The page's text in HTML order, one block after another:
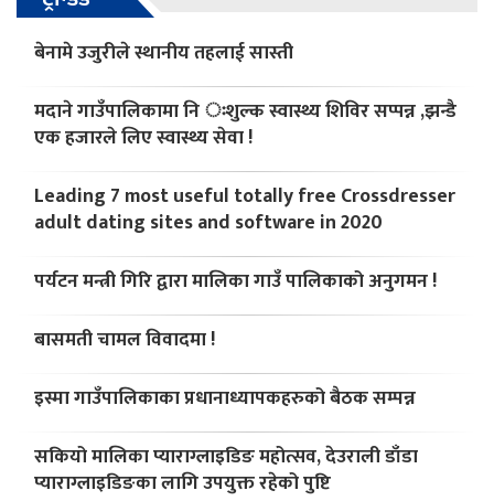
बेनामे उजुरीले स्थानीय तहलाई सास्ती
मदाने गाउँपालिकामा नि ःशुल्क स्वास्थ्य शिविर सप्पन्न ,झन्डै
एक हजारले लिए स्वास्थ्य सेवा !
Leading 7 most useful totally free Crossdresser
adult dating sites and software in 2020
पर्यटन मन्त्री गिरि द्वारा मालिका गाउँ पालिकाको अनुगमन !
बासमती चामल विवादमा !
इस्मा गाउँपालिकाका प्रधानाध्यापकहरुको बैठक सम्पन्न
सकियो मालिका प्याराग्लाइडिङ महोत्सव, देउराली डाँडा
प्याराग्लाइडिङका लागि उपयुक्त रहेको पुष्टि